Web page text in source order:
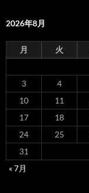
2026年8月
月 火
3
4
10
11
17
18
24
25
31
« 7月